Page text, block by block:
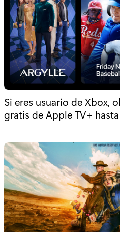
Si eres usuario de Xbox,
gratis de Apple TV+